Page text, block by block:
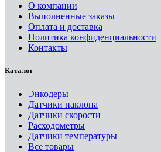
О компании
Выполненные заказы
Оплата и доставка
Политика конфиденциальности
Контакты
Каталог
Энкодеры
Датчики наклона
Датчики скорости
Расходометры
Датчики температуры
Все товары